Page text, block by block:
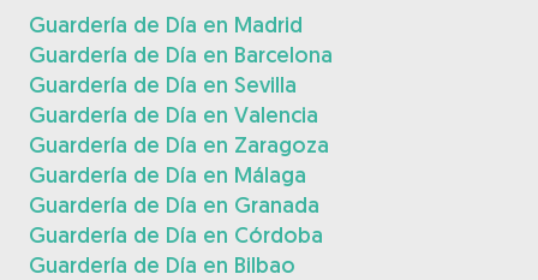
Guardería de Día en Madrid
Guardería de Día en Barcelona
Guardería de Día en Sevilla
Guardería de Día en Valencia
Guardería de Día en Zaragoza
Guardería de Día en Málaga
Guardería de Día en Granada
Guardería de Día en Córdoba
Guardería de Día en Bilbao